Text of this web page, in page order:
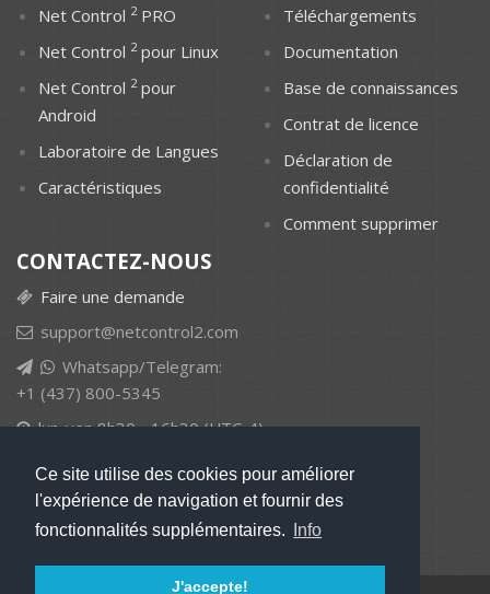
Ce site utilise des cookies pour améliorer
l'expérience de navigation et fournir des
fonctionnalités supplémentaires.
Info
J'accepte!
Net Control 2PRO
Net Control 2pour Linux
Net Control 2pour
Android
Laboratoire de Langues
Caractéristiques
Téléchargements
Documentation
Base de connaissances
Contrat de licence
Déclaration de
confidentialité
Comment supprimer
CONTACTEZ-NOUS
Faire une demande
support@netcontrol2.com
Whatsapp/Telegram:
+1 (437) 800-5345
lun-ven 8h30 - 16h30 (UTC-4)